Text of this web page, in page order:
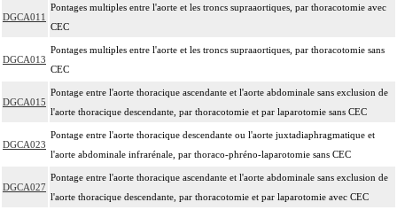
DGCA011
Pontages multiples entre l'aorte et les troncs supraaortiques, par thoracotomie avec
CEC
DGCA013
Pontages multiples entre l'aorte et les troncs supraaortiques, par thoracotomie sans
CEC
DGCA015
Pontage entre l'aorte thoracique ascendante et l'aorte abdominale sans exclusion de
l'aorte thoracique descendante, par thoracotomie et par laparotomie sans CEC
DGCA023
Pontage entre l'aorte thoracique descendante ou l'aorte juxtadiaphragmatique et
l'aorte abdominale infrarénale, par thoraco-phréno-laparotomie sans CEC
DGCA027
Pontage entre l'aorte thoracique ascendante et l'aorte abdominale sans exclusion de
l'aorte thoracique descendante, par thoracotomie et par laparotomie avec CEC